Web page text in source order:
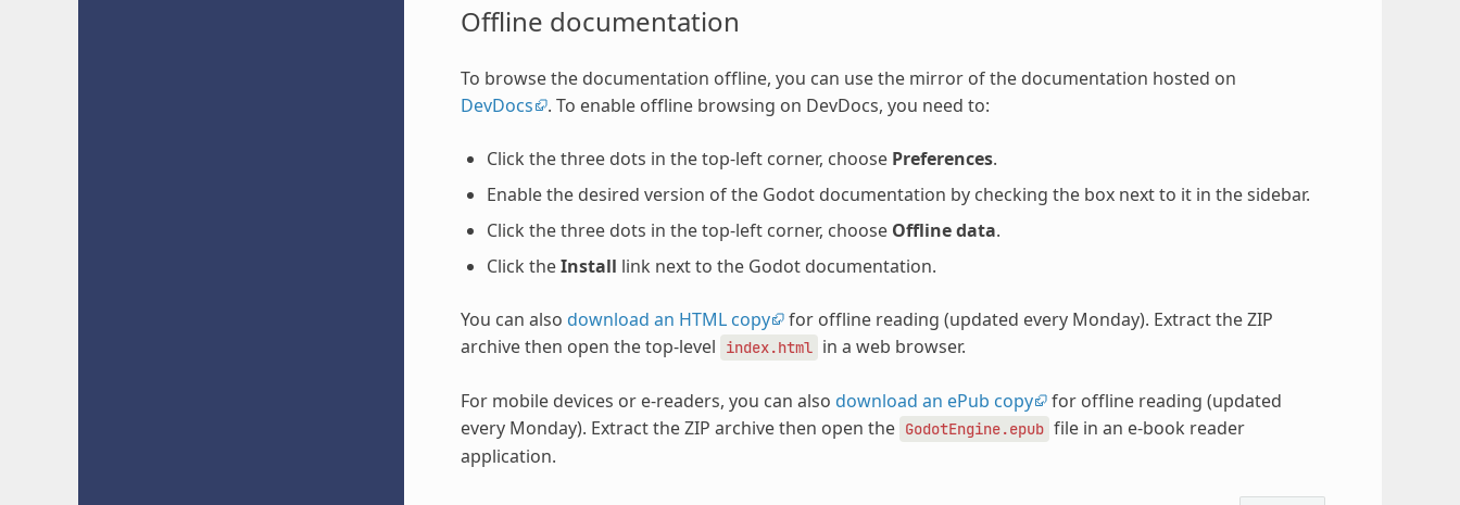
Offline documentation
To browse the documentation offline, you can use the mirror of the documentation hosted on
DevDocs
. To enable offline browsing on DevDocs, you need to:
Click the three dots in the top-left corner, choose Preferences.
Enable the desired version of the Godot documentation by checking the box next to it in the sidebar.
Click the three dots in the top-left corner, choose Offline data.
Click theInstall link next to the Godot documentation.
You can also download an HTML copy for offline reading (updated every Monday). Extract the ZIP
archive then open the top-level
index.html in a web browser.
For mobile devices or e-readers, you can also download an ePub copy for offline reading (updated
every Monday). Extract the ZIP archive then open the GodotEngine.epub file in an e-book reader
application.